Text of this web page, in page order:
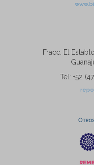
Fracc. El
Tel: +52